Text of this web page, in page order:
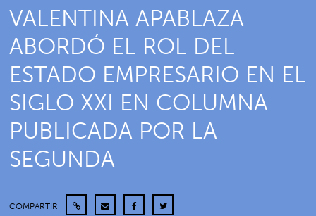
VALENTINA APABLAZA
ABORDÓ EL ROL DEL
ESTADO EMPRESARIO EN EL
SIGLO XXI EN COLUMNA
PUBLICADA POR LA
SEGUNDA
COMPARTIR